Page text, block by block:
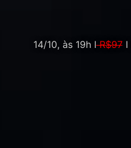
14/10, às 19h IR$97I